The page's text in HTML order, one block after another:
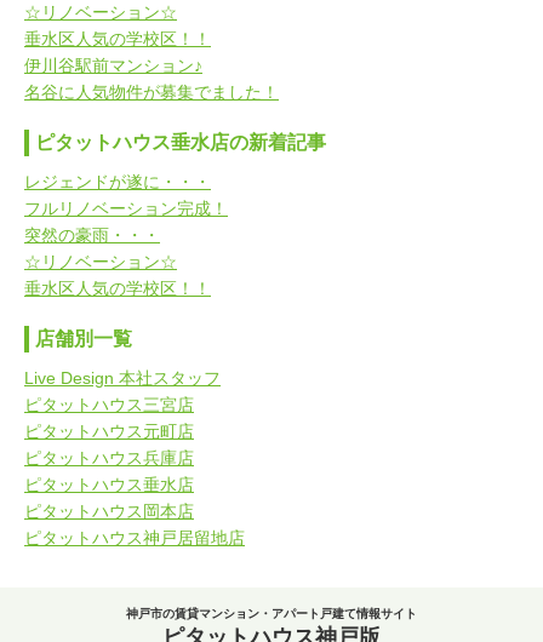
☆リノベーション☆
垂水区人気の学校区！！
伊川谷駅前マンション♪
名谷に人気物件が募集でました！
ピタットハウス垂水店の新着記事
レジェンドが遂に・・・
フルリノベーション完成！
突然の豪雨・・・
☆リノベーション☆
垂水区人気の学校区！！
店舗別一覧
Live Design 本社スタッフ
ピタットハウス三宮店
ピタットハウス元町店
ピタットハウス兵庫店
ピタットハウス垂水店
ピタットハウス岡本店
ピタットハウス神戸居留地店
神戸市の賃貸マンション・アパート戸建て情報サイト
ピタットハウス神戸版